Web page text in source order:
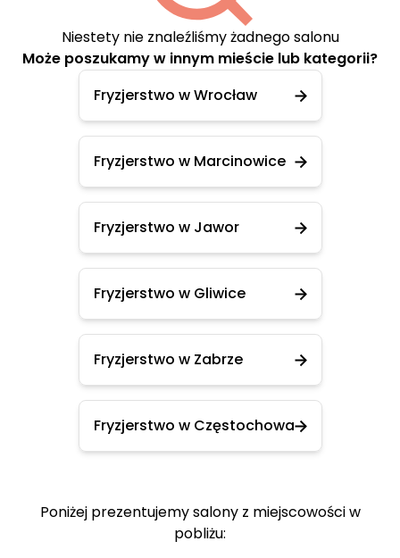
Niestety nie znaleźliśmy żadnego salonu
Może poszukamy w innym mieście lub kategorii?
Fryzjerstwo w Wrocław
Fryzjerstwo w Marcinowice
Fryzjerstwo w Jawor
Fryzjerstwo w Gliwice
Fryzjerstwo w Zabrze
Fryzjerstwo w Częstochowa
Poniżej prezentujemy salony z miejscowości w
pobliżu: